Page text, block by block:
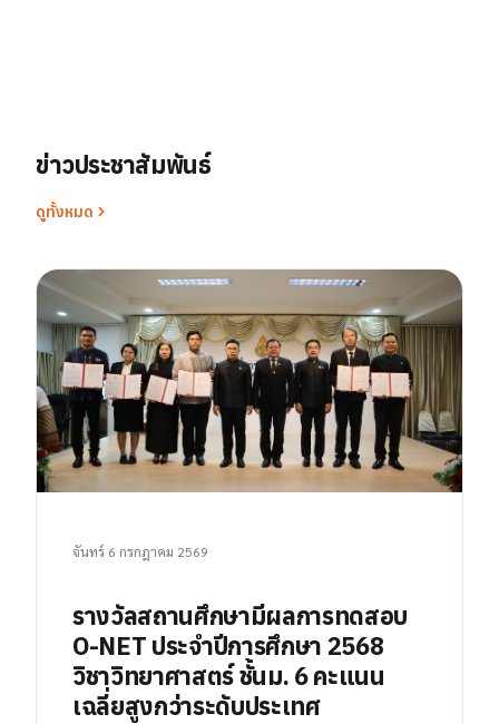
ข่าวประชาสัมพันธ์
ดูทั้งหมด
จันทร์ 6 กรกฎาคม 2569
รางวัลสถานศึกษามีผลการทดสอบ
O-NET ประจำปีการศึกษา 2568
วิชาวิทยาศาสตร์ ชั้นม. 6 คะแนน
เฉลี่ยสูงกว่าระดับประเทศ